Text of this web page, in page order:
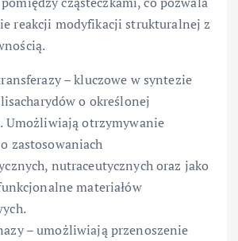
reakcji modyfikacji strukturalnej z
– kluczowe w syntezie
o określonej
Umożliwiają otrzymywanie
zastosowaniach
nutraceutycznych oraz jako
materiałów
– umożliwiają przenoszenie